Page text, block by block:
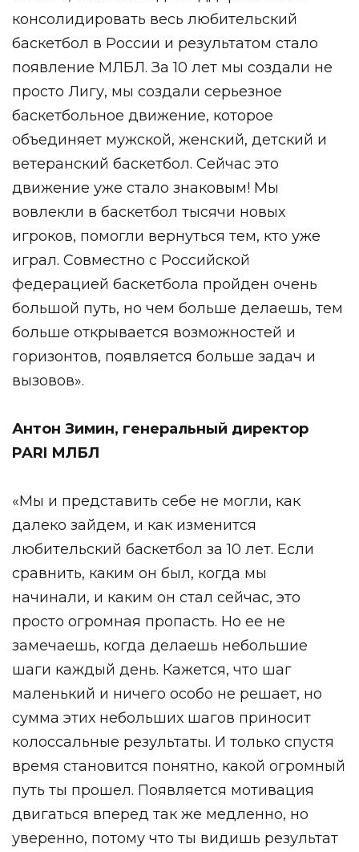
консолидировать весь любительский
баскетбол в России и результатом стало
появление МЛБЛ. За 10 лет мы создали не
просто Лигу, мы создали серьезное
баскетбольное движение, которое
объединяет мужской, женский, детский и
ветеранский баскетбол. Сейчас это
движение уже стало знаковым! Мы
вовлекли в баскетбол тысячи новых
игроков, помогли вернуться тем, кто уже
играл. Совместно с Российской
федерацией баскетбола пройден очень
большой путь, но чем больше делаешь, тем
больше открывается возможностей и
горизонтов, появляется больше задач и
вызовов».
Антон Зимин, генеральный директор
PARI МЛБЛ
«Мы и представить себе не могли, как
далеко зайдем, и как изменится
любительский баскетбол за 10 лет. Если
сравнить, каким он был, когда мы
начинали, и каким он стал сейчас, это
просто огромная пропасть. Но ее не
замечаешь, когда делаешь небольшие
шаги каждый день. Кажется, что шаг
маленький и ничего особо не решает, но
сумма этих небольших шагов приносит
колоссальные результаты. И только спустя
время становится понятно, какой огромный
путь ты прошел. Появляется мотивация
двигаться вперед так же медленно, но
уверенно, потому что ты видишь результат